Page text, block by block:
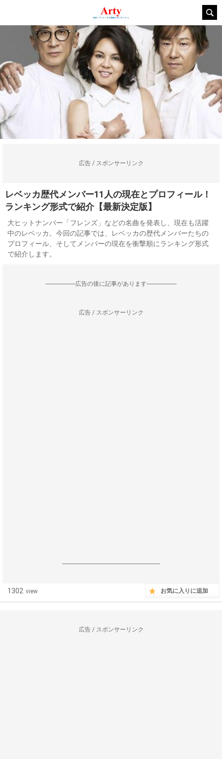
広告 / スポンサーリンク
レベッカ歴代メンバー11人の現在とプロフィール！
ランキング形式で紹介【最新決定版】
大ヒットナンバー「フレンズ」などの名曲を発表し、現在も活躍
中のレベッカ。今回の記事では、レベッカの歴代メンバーたちの
プロフィール、そしてメンバーの現在を衝撃順にランキング形式
で紹介します。
--------------------広告の後に記事があります--------------------
広告 / スポンサーリンク
------------------------------------------------------------------
1302 view お気に入りに追加
広告 / スポンサーリンク